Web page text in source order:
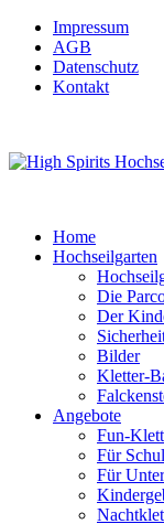
Impressum
AGB
Datenschutz
Kontakt
Home
Hochseilgarten
Die
Der
Bilder
Kletter-
Angebote
Fun-
Für
Für